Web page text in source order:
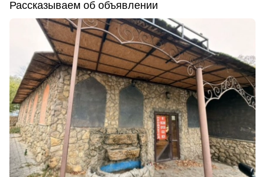
Рассказываем об объявлении